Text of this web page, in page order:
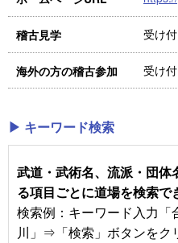
稽古見学 受け
海外の方の稽古参加 受け
▶ キーワード検索
武道・武術名、流派・団
る項目ごとに道場を検索で
検索例：キーワード入力「
川」⇒「検索」ボタンをク